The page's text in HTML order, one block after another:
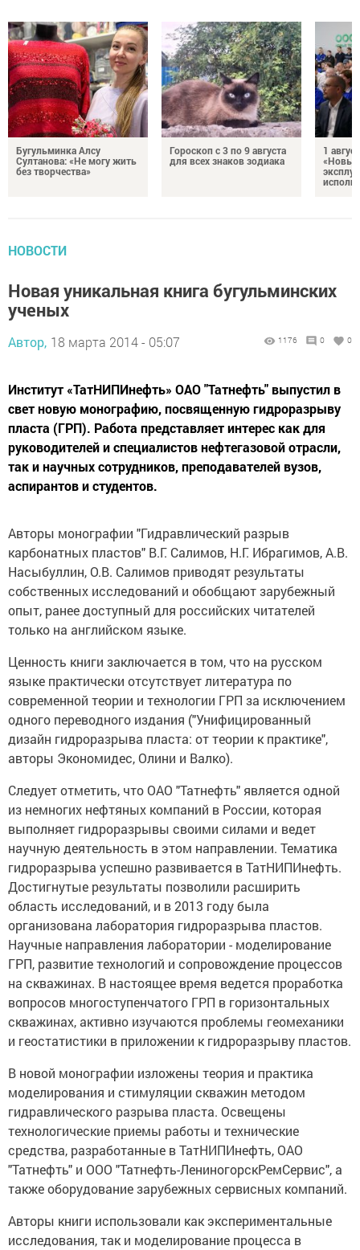
Бугульминка Алсу
Султанова: «Не могу жить
без творчества»
Гороскоп с 3 по 9 августа
для всех знаков зодиака
1
«Новые
НОВОСТИ
Новая уникальная книга бугульминских
ученых
Автор, 18 марта 2014 - 05:07 1176 0 0
Институт «ТатНИПИнефть» ОАО "Татнефть" выпустил в
свет новую монографию, посвященную гидроразрыву
пласта (ГРП). Работа представляет интерес как для
руководителей и специалистов нефтегазовой отрасли,
так и научных сотрудников, преподавателей вузов,
аспирантов и студентов.
Авторы монографии "Гидравлический разрыв
карбонатных пластов" В.Г. Салимов, Н.Г. Ибрагимов, А.В.
Насыбуллин, О.В. Салимов приводят результаты
собственных исследований и обобщают зарубежный
опыт, ранее доступный для российских читателей
только на английском языке.
Ценность книги заключается в том, что на русском
языке практически отсутствует литература по
современной теории и технологии ГРП за исключением
одного переводного издания ("Унифицированный
дизайн гидроразрыва пласта: от теории к практике",
авторы Экономидес, Олини и Валко).
Следует отметить, что ОАО "Татнефть" является одной
из немногих нефтяных компаний в России, которая
выполняет гидроразрывы своими силами и ведет
научную деятельность в этом направлении. Тематика
гидроразрыва успешно развивается в ТатНИПИнефть.
Достигнутые результаты позволили расширить
область исследований, и в 2013 году была
организована лаборатория гидроразрыва пластов.
Научные направления лаборатории - моделирование
ГРП, развитие технологий и сопровождение процессов
на скважинах. В настоящее время ведется проработка
вопросов многоступенчатого ГРП в горизонтальных
скважинах, активно изучаются проблемы геомеханики
и геостатистики в приложении к гидроразрыву пластов.
В новой монографии изложены теория и практика
моделирования и стимуляции скважин методом
гидравлического разрыва пласта. Освещены
технологические приемы работы и технические
средства, разработанные в ТатНИПИнефть, ОАО
"Татнефть" и ООО "Татнефть-ЛениногорскРемСервис", а
также оборудование зарубежных сервисных компаний.
Авторы книги использовали как экспериментальные
исследования, так и моделирование процесса в